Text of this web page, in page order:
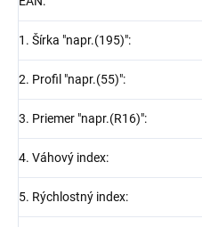
1. Šírka "napr.(195)":
2. Profil "napr.(55)":
3. Priemer "napr.(R16)":
4. Váhový index:
5. Rýchlostný index: